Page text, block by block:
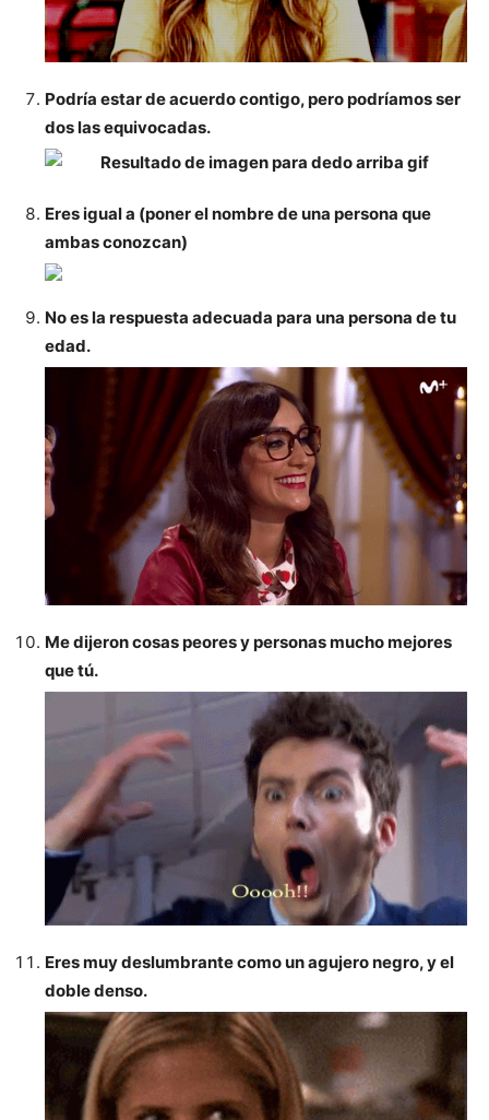
Podría estar de acuerdo contigo, pero podríamos ser
dos las equivocadas.
Eres igual a (poner el nombre de una persona que
ambas conozcan)
No es la respuesta adecuada para una persona de tu
edad.
Me dijeron cosas peores y personas mucho mejores
que tú.
Eres muy deslumbrante como un agujero negro, y el
doble denso.